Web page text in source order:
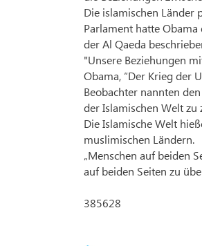
Die islamischen Länder
Parlament hatte
der Al Qaeda
"Unsere Beziehungen
Obama, “Der Krieg der
Beobachter nannten
der Islamischen Welt zu
Die Islamische Welt
muslimischen Ländern.
„Menschen auf beiden
auf beiden Seiten zu
385628